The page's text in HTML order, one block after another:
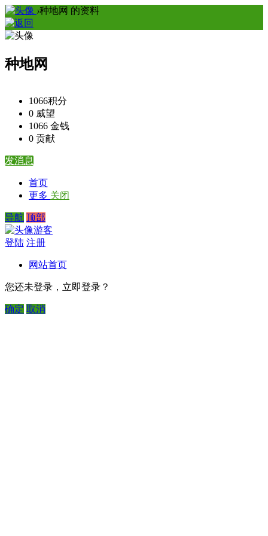
›种地网 的资料
种地网
1066积分
0 威望
1066 金钱
0 贡献
发消息
首页
更多 关闭
导航 顶部
游客
登陆 注册
网站首页
您还未登录，立即登录？
确定 取消